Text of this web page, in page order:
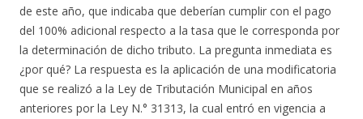
de este año, que indicaba que deberían cumplir con el pago
del 100% adicional respecto a la tasa que le corresponda por
la determinación de dicho tributo. La pregunta inmediata es
¿por qué? La respuesta es la aplicación de una modificatoria
que se realizó a la Ley de Tributación Municipal en años
anteriores por la Ley N.° 31313, la cual entró en vigencia a